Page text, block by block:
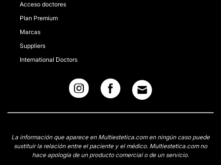
Acceso doctores
Plan Premium
Marcas
Suppliers
International Doctors
La información que aparece en Multiestetica.com en ningún caso puede
sustituir la relación entre el paciente y el médico. Multiestetica.com no
hace apología de un producto comercial o de un servicio.